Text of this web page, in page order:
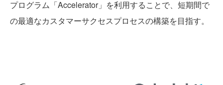
プログラム「Accelerator」を利用することで、短期間で
の最適なカスタマーサクセスプロセスの構築を目指す。